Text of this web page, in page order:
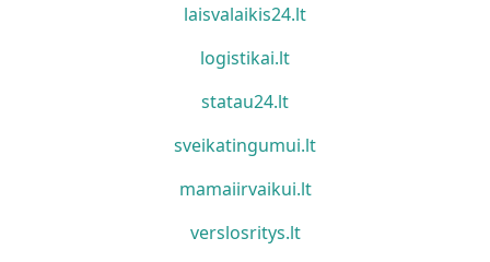
laisvalaikis24.lt
logistikai.lt
statau24.lt
sveikatingumui.lt
mamaiirvaikui.lt
verslosritys.lt